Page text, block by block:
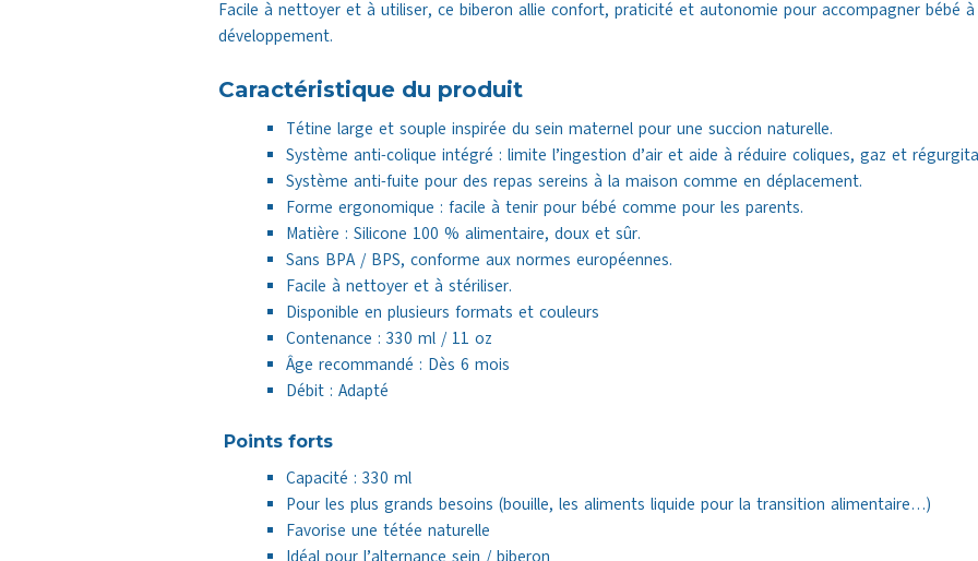
Facile à nettoyer et à utiliser, ce biberon allie confort, praticité et autonomie pour accompagner bébé
développement.
Caractéristique du produit
Tétine large et souple inspirée du sein maternel pour une succion naturelle.
Système anti-colique intégré : limite l’ingestion d’air et aide à réduire coliques, gaz et
Système anti-fuite pour des repas sereins à la maison comme en déplacement.
Forme ergonomique : facile à tenir pour bébé comme pour les parents.
Matière : Silicone 100 % alimentaire, doux et sûr.
Sans BPA / BPS, conforme aux normes européennes.
Facile à nettoyer et à stériliser.
Disponible en plusieurs formats et couleurs
Contenance : 330 ml / 11 oz
Âge recommandé : Dès 6 mois
Débit : Adapté
Points forts
Capacité : 330 ml
Pour les plus grands besoins (bouille, les aliments liquide pour la transition alimentaire…)
Favorise une tétée naturelle